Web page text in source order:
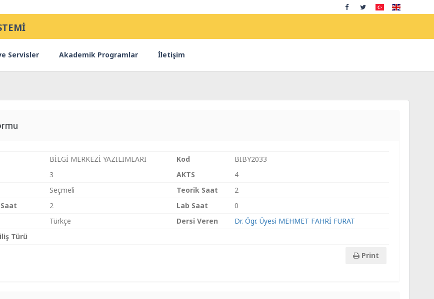
Servisler Akademik Programlar İletişim
BİLGİ MERKEZİ YAZILIMLARI Kod
BIBY2033
3 AKTS
4
Seçmeli Teorik Saat
2
2 Lab Saat
0
Türkçe Dersi Veren
Dr. Ögr. Üyesi MEHMET FAHRİ FURAT
Türü
Print